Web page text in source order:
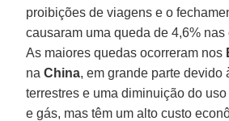
proibições de viagens e o
causaram uma queda de 4,6%
As maiores quedas ocorreram nos
naChina, em grande parte devido
terrestres e uma diminuição do
e gás, mas têm um alto custo